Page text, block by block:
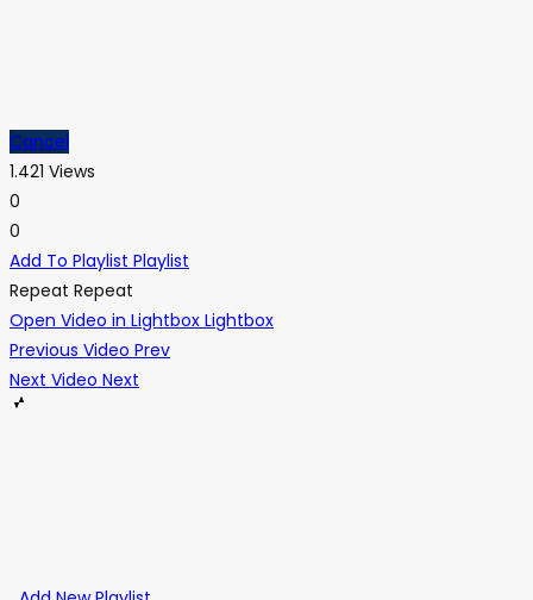
Cancel
1.421 Views
0
0
Add To Playlist Playlist
Repeat Repeat
Open Video in Lightbox Lightbox
Previous Video Prev
Next Video Next